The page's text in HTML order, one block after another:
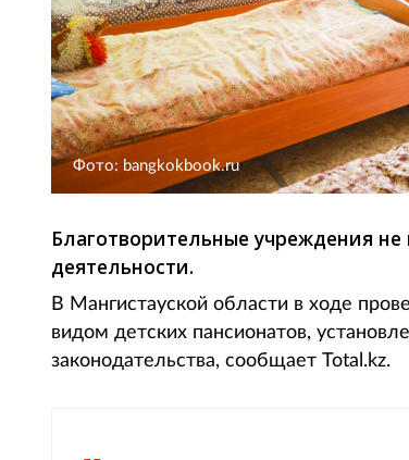
Фото: bangkokbook.ru
Благотворительные учреждения
деятельности.
В Мангистауской области в ходе
видом детских пансионатов,
законодательства, сообщает Total.kz.